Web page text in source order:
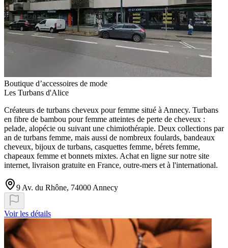
Boutique d’accessoires de mode
Les Turbans d'Alice
Créateurs de turbans cheveux pour femme situé à Annecy. Turbans
en fibre de bambou pour femme atteintes de perte de cheveux :
pelade, alopécie ou suivant une chimiothérapie. Deux collections par
an de turbans femme, mais aussi de nombreux foulards, bandeaux
cheveux, bijoux de turbans, casquettes femme, bérets femme,
chapeaux femme et bonnets mixtes. Achat en ligne sur notre site
internet, livraison gratuite en France, outre-mers et à l'international.
9 Av. du Rhône, 74000 Annecy
Voir les détails